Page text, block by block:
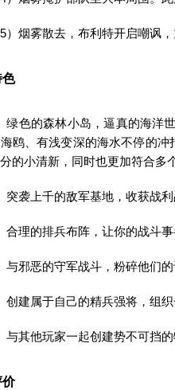
5）烟雾散去，布利特开启嘲讽
色
绿色的森林小岛，逼真的海洋
鸥、有浅变深的海水不停的
的小清新，同时也更加符合多
突袭上千的敌军基地，收获战
合理的排兵布阵，让你的战斗
与邪恶的守军战斗，粉碎他们
创建属于自己的精兵强将，组
与其他玩家一起创建势不可挡
价